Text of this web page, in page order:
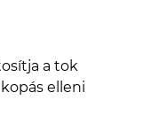
a tok
elleni